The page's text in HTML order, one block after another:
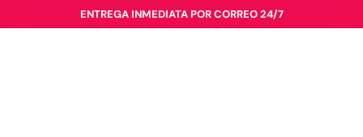
ENTREGA INMEDIATA POR CORREO 24/7